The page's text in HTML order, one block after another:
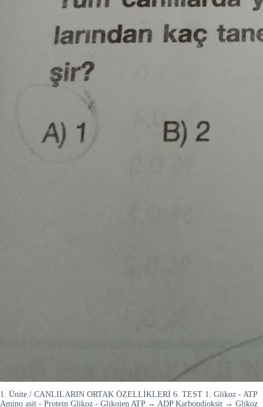
1. Ünite / CANLILARIN ORTAK ÖZELLİKLERİ 6. TEST 1. Glikoz - ATP
Amino asit - Protein Glikoz - Glikojen ATP → ADP Karbondioksit → Glikoz